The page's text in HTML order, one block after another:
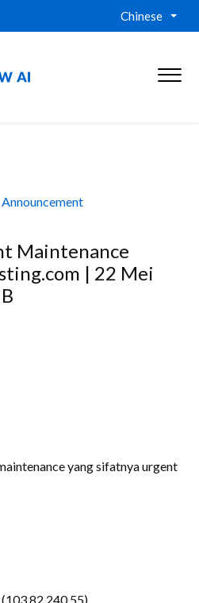
Chinese
Announcement
Maintenance
| 22 Mei
yang sifatnya urgent